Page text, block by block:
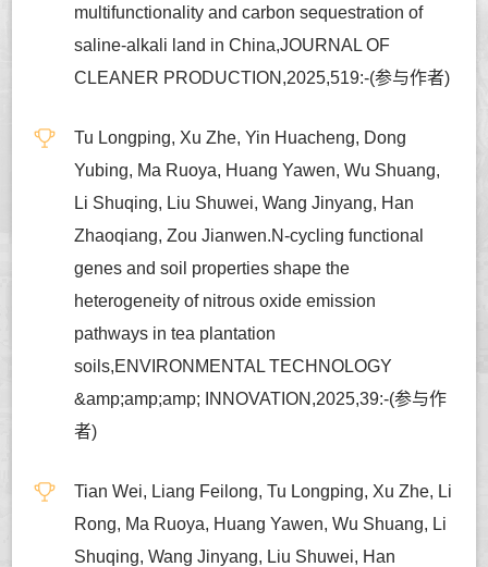
multifunctionality and carbon sequestration of
saline-alkali land in China,JOURNAL OF
CLEANER PRODUCTION,2025,519:-(参与作者)
Tu Longping, Xu Zhe, Yin Huacheng, Dong
Yubing, Ma Ruoya, Huang Yawen, Wu Shuang,
Li Shuqing, Liu Shuwei, Wang Jinyang, Han
Zhaoqiang, Zou Jianwen.N-cycling functional
genes and soil properties shape the
heterogeneity of nitrous oxide emission
pathways in tea plantation
soils,ENVIRONMENTAL TECHNOLOGY
&amp;amp;amp; INNOVATION,2025,39:-(参与作
者)
Tian Wei, Liang Feilong, Tu Longping, Xu Zhe, Li
Rong, Ma Ruoya, Huang Yawen, Wu Shuang, Li
Shuqing, Wang Jinyang, Liu Shuwei, Han